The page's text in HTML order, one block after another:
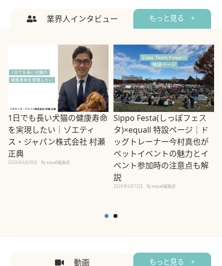
業界人インタビュー もっと見る +
1日でも長い犬猫の健康寿命
を実現したい｜ゾエティ
ス・ジャパン株式会社 村瀬
正典
2026年5月29日 By equall編集部
Sippo Festa(しっぽフェス
タ)×equall 特設ページ｜ド
ッグトレーナー今村真也が
ペットイベントの魅力とイ
ベント参加時の注意点も解
説
2026年5月12日 By equall編集部
動画 もっと見る +